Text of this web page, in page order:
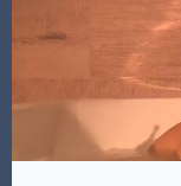
Axeptio